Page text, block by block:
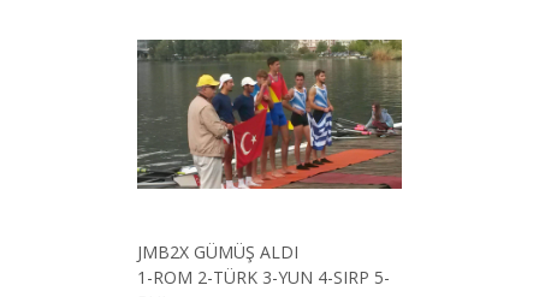
JMB2X GÜMÜŞ ALDI
1-ROM 2-TÜRK 3-YUN 4-SIRP 5-